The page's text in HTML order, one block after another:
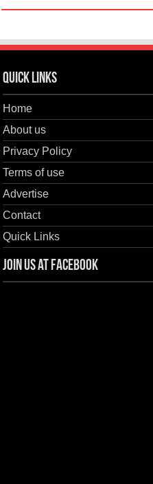
Quick Links
Home
About us
Privacy Policy
Terms of use
Advertise
Contact
Quick Links
Join us at Facebook